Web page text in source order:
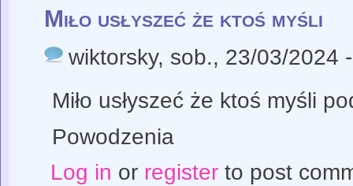
Miło usłyszeć że ktoś myśli
wiktorsky, sob., 23/03/2024
Miło usłyszeć że ktoś myśli
Powodzenia
Log in or registerto post